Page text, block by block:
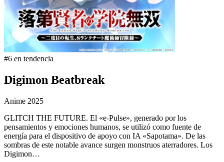
#6 en tendencia
Digimon Beatbreak
Anime 2025
GLITCH THE FUTURE. El «e-Pulse», generado por los
pensamientos y emociones humanos, se utilizó como fuente de
energía para el dispositivo de apoyo con IA «Sapotama». De las
sombras de este notable avance surgen monstruos aterradores. Los
Digimon…